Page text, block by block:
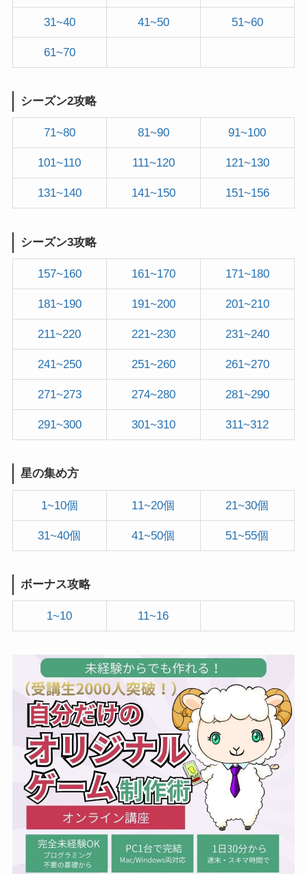
31~40 41~50 51~60
61~70
シーズン2攻略
71~80 81~90 91~100
101~110 111~120 121~130
131~140 141~150 151~156
シーズン3攻略
157~160 161~170 171~180
181~190 191~200 201~210
211~220 221~230 231~240
241~250 251~260 261~270
271~273 274~280 281~290
291~300 301~310 311~312
星の集め方
1~10個 11~20個 21~30個
31~40個 41~50個 51~55個
ボーナス攻略
1~10 11~16